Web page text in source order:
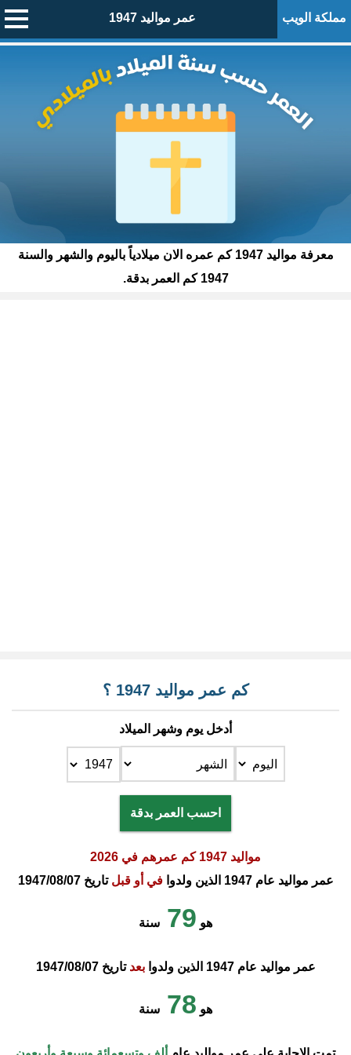
مملكة الويب عمر مواليد 1947
معرفة مواليد 1947 كم عمره الان ميلادياً باليوم والشهر والسنة
1947 كم العمر بدقة.
كم عمر مواليد 1947 ؟
أدخل يوم وشهر الميلاد
احسب العمر بدقة
مواليد 1947 كم عمرهم في 2026
عمر مواليد عام 1947 الذين ولدوا
في أو قبلتاريخ 1947/08/07
هو 79 سنة
عمر مواليد عام 1947 الذين ولدوا بعدتاريخ 1947/08/07
هو 78 سنة